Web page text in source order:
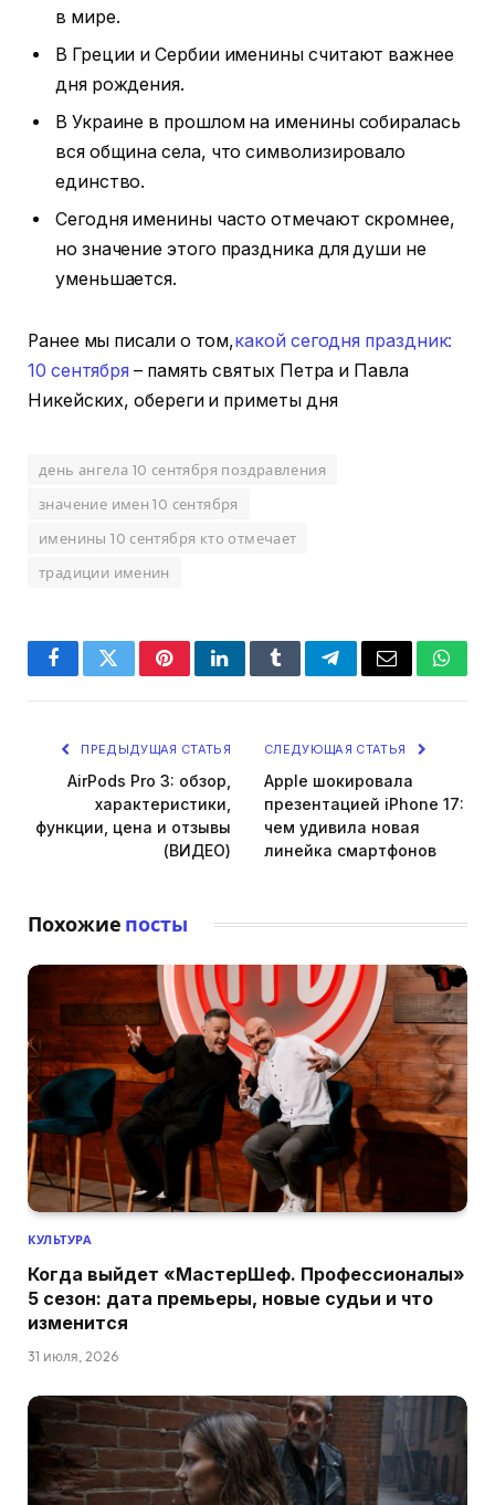
в мире.
В Греции и Сербии именины считают важнее
дня рождения.
В Украине в прошлом на именины собиралась
вся община села, что символизировало
единство.
Сегодня именины часто отмечают скромнее,
но значение этого праздника для души не
уменьшается.
Ранее мы писали о том,какой сегодня праздник:
10 сентября– память святых Петра и Павла
Никейских, обереги и приметы дня
день ангела 10 сентября поздравления
значение имен 10 сентября
именины 10 сентября кто отмечает
традиции именин
FacebookTwitterPinterestLinkedInTumblrTelegramEmail
ПРЕДЫДУЩАЯ СТАТЬЯ
AirPods Pro 3: обзор,
характеристики,
функции, цена и отзывы
(ВИДЕО)
СЛЕДУЮЩАЯ СТАТЬЯ
Apple шокировала
презентацией iPhone 17:
чем удивила новая
линейка смартфонов
Похожие посты
КУЛЬТУРА
Когда выйдет «МастерШеф. Профессионалы»
5 сезон: дата премьеры, новые судьи и что
изменится
31 июля, 2026